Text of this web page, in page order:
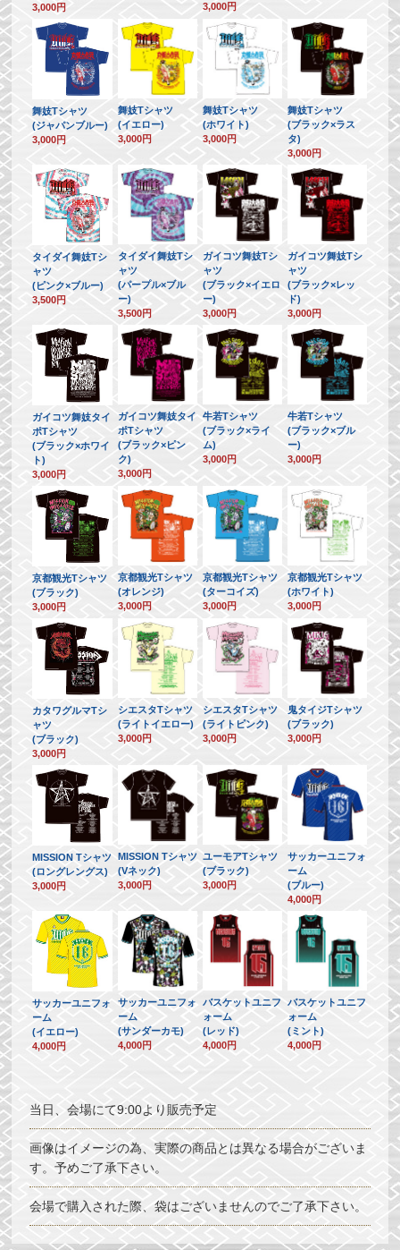
3,000円
3,000円
舞妓Tシャツ
(ジャパンブルー)
3,000円
舞妓Tシャツ
(イエロー)
3,000円
舞妓Tシャツ
(ホワイト)
3,000円
舞妓Tシャツ
(ブラック×ラス
タ)
3,000円
タイダイ舞妓Tシ
ャツ
(ピンク×ブルー)
3,500円
タイダイ舞妓Tシ
ャツ
(パープル×ブル
ー)
3,500円
ガイコツ舞妓Tシ
ャツ
(ブラック×イエロ
ー)
3,000円
ガイコツ舞妓Tシ
ャツ
(ブラック×レッ
ド)
3,000円
ガイコツ舞妓タイ
ポTシャツ
(ブラック×ホワイ
ト)
3,000円
ガイコツ舞妓タイ
ポTシャツ
(ブラック×ピン
ク)
3,000円
牛若Tシャツ
(ブラック×ライ
ム)
3,000円
牛若Tシャツ
(ブラック×ブル
ー)
3,000円
京都観光Tシャツ
(ブラック)
3,000円
京都観光Tシャツ
(オレンジ)
3,000円
京都観光Tシャツ
(ターコイズ)
3,000円
京都観光Tシャツ
(ホワイト)
3,000円
カタワグルマTシ
ャツ
(ブラック)
3,000円
シエスタTシャツ
(ライトイエロー)
3,000円
シエスタTシャツ
(ライトピンク)
3,000円
鬼タイジTシャツ
(ブラック)
3,000円
MISSION Tシャツ
(ロングレングス)
3,000円
MISSION Tシャツ
(Vネック)
3,000円
ユーモアTシャツ
(ブラック)
3,000円
サッカーユニフォ
ーム
(ブルー)
4,000円
サッカーユニフォ
ーム
(イエロー)
4,000円
サッカーユニフォ
ーム
(サンダーカモ)
4,000円
バスケットユニフ
ォーム
(レッド)
4,000円
バスケットユニフ
ォーム
(ミント)
4,000円
当日、会場にて9:00より販売予定
画像はイメージの為、実際の商品とは異なる場合がございま
す。予めご了承下さい。
会場で購入された際、袋はございませんのでご了承下さい。